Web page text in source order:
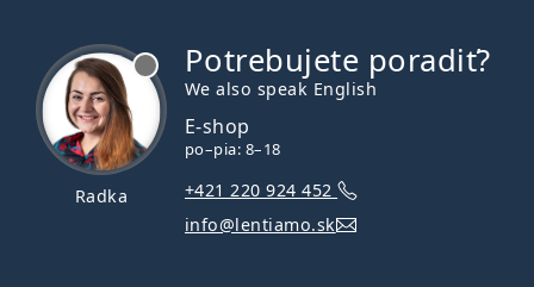
Radka
Potrebujete poradiť?
We also speak English
E-shop
po–pia: 8–18
+421 220 924 452
info@lentiamo.sk